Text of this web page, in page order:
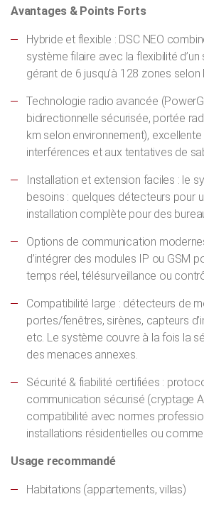
Avantages & Points Forts
Hybride et flexible : DSC NEO
système filaire avec la flexibilité
gérant de 6 jusqu’à 128 zones selon
Technologie radio avancée
bidirectionnelle sécurisée, portée
km selon environnement),
interférences et aux tentatives de
Installation et extension faciles : le
besoins : quelques détecteurs pour
installation complète pour des
Options de communication
d’intégrer des modules IP ou GSM
temps réel, télésurveillance ou
Compatibilité large : détecteurs de
portes/fenêtres, sirènes, capteurs
etc. Le système couvre à la fois la
des menaces annexes.
Sécurité & fiabilité certifiées :
communication sécurisé (cryptage
compatibilité avec normes
installations résidentielles ou
Usage recommandé
Habitations (appartements, villas)